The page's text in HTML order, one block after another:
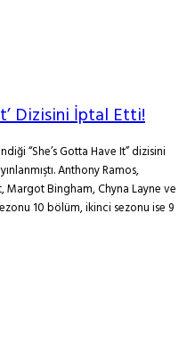
Dizisini İptal Etti!
“She’s Gotta Have It” dizisini
Anthony Ramos,
Margot Bingham, Chyna Layne ve
10 bölüm, ikinci sezonu ise 9